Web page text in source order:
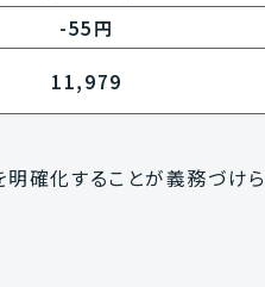
-55円
11,979
確化することが義務づけら